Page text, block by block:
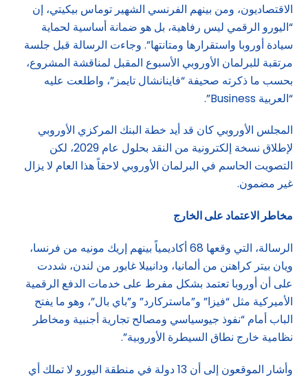
الاقتصاديون، ومن بينهم الفرنسي الشهير توماس بيكيتي، إن
“اليورو الرقمي ليس رفاهية، بل هو ضمانة أساسية لحماية
سيادة أوروبا واستقرارها ومتانتها”. وجاءت الرسالة قبل جلسة
مرتقبة للبرلمان الأوروبي الأسبوع المقبل لمناقشة المشروع،
بحسب ما ذكرته صحيفة “فاينانشال تايمز”، واطلعت عليه
“العربية Business”.
المجلس الأوروبي كان قد أيد خطة البنك المركزي الأوروبي
لإطلاق نسخة إلكترونية من النقد بحلول عام 2029، لكن
التصويت الحاسم في البرلمان الأوروبي لاحقاً هذا العام لا يزال
غير مضمون.
مخاطر الاعتماد على الخارج
الرسالة، التي وقعها 68 أكاديمياً بينهم إريك مونيه من فرنسا،
ويان بيتر كراهنن من ألمانيا، ودانييلا غابور من لندن، شددت
على أن أوروبا تعتمد بشكل مفرط على خدمات الدفع الرقمية
الأميركية مثل “فيزا” و”ماستركارد” و”باي بال”، وهو ما يفتح
الباب أمام “نفوذ جيوسياسي ومصالح تجارية أجنبية ومخاطر
نظامية خارج نطاق السيطرة الأوروبية”.
وأشار الموقعون إلى أن 13 دولة في منطقة اليورو لا تملك أي